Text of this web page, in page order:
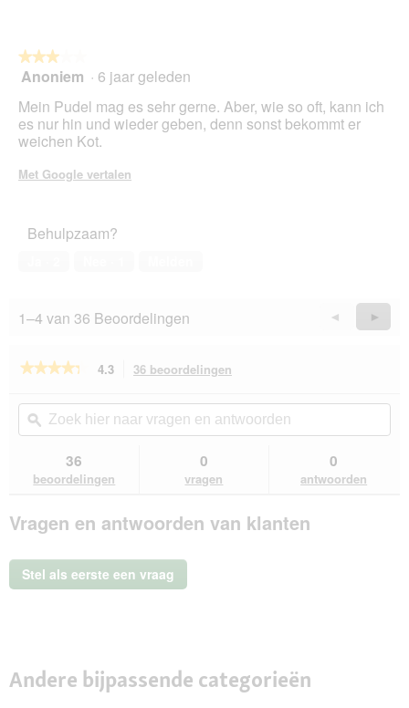
t
u
e
n
m
d
o
v
n
t
★★★★★
★★★★★
3
5
sterren.
Anoniem · 6 jaar geleden
Mein Pudel mag es sehr gerne. Aber, wie so oft, kann ich
es nur hin und wieder geben, denn sonst bekommt er
weichen Kot.
Met Google vertalen
Behulpzaam?
1–4 van 36 Beoordelingen
Vorige
Reviews
◄ ►
★★★★★
★★★★★
de
Beoordelingen
van
Superfood
Kalf
met
broccoli
4.3 36 beoordelingen
actie
navigeert
u
beoordelingen.
Zoek
hier
naar
antwoorden
ϙ
36
beoordelingen
0
vragen
0
antwoorden
Vragen en antwoorden van klanten
Stel als eerste een vraag
Andere bijpassende categorieën